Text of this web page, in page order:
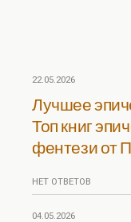
22.05.2026
Лучшее
Топ книг
фентези от
НЕТ ОТВЕТОВ
04.05.2026